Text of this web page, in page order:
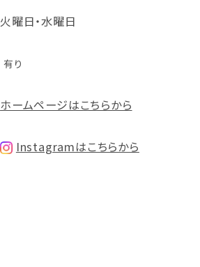
火曜日・水曜日
有り
ホームページはこちらから
Instagramはこちらから